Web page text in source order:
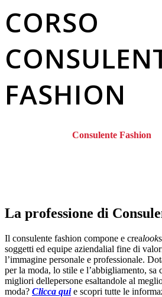
CORSO
FASHION
Consulente Fashion
La professione di
Il consulente fashion compone e crealook
soggetti ed equipe aziendalial fine di
l’immagine personale e professionale.
per la moda, lo stile e l’abbigliamento, sa
migliori dellepersone esaltandole al
moda? Clicca quie scopri tutte le